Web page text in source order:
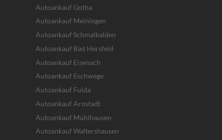
Autoankauf Gotha
Autoankauf Meiningen
Autoankauf Schmalkalden
Autoankauf Bad Hersfeld
Autoankauf Eisenach
Autoankauf Eschwege
Autoankauf Fulda
Autoankauf Arnstadt
Autoankauf Mühlhausen
Autoankauf Waltershausen